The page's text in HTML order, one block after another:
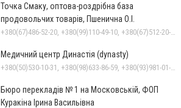
Точка Смаку, оптова-роздрібна база
продовольчих товарів, Пшенична О.І.
Медичний центр Династія (dynasty)
Бюро перекладів № 1 на Московській, ФОП
Куракіна Ірина Васильівна